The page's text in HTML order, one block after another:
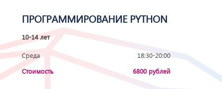
ПРОГРАММИРОВАНИЕ PYTHON
10-14 лет
Среда
18:30-20:00
Стоимость
6800 рублей